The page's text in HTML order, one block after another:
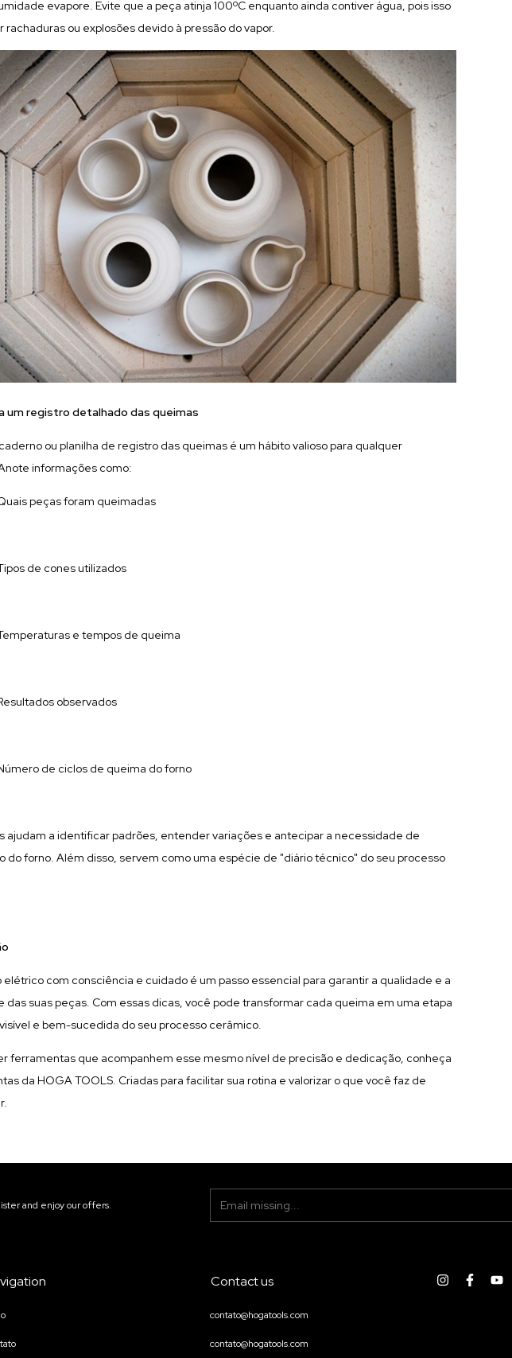
evapore. Evite que a peça atinja 100ºC enquanto ainda contiver água, pois isso
rachaduras ou explosões devido à pressão do vapor.
um registro detalhado das queimas
ou planilha de registro das queimas é um hábito valioso para qualquer
informações como:
peças foram queimadas
de cones utilizados
e tempos de queima
observados
de ciclos de queima do forno
ajudam a identificar padrões, entender variações e antecipar a necessidade de
do forno. Além disso, servem como uma espécie de "diário técnico" do seu processo
elétrico com consciência e cuidado é um passo essencial para garantir a qualidade e a
das suas peças. Com essas dicas, você pode transformar cada queima em uma etapa
e bem-sucedida do seu processo cerâmico.
ferramentas que acompanhem esse mesmo nível de precisão e dedicação, conheça
da HOGA TOOLS. Criadas para facilitar sua rotina e valorizar o que você faz de
and enjoy our offers.
Contact us
contato@hogatools.com
contato@hogatools.com